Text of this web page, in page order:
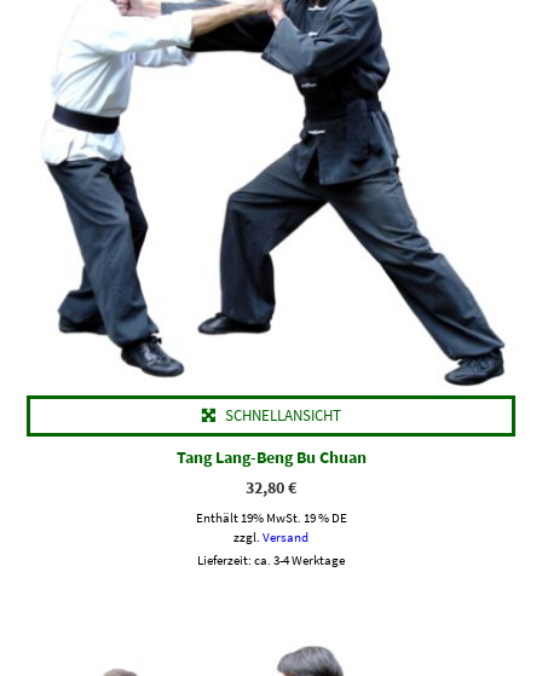
SCHNELLANSICHT
Tang Lang-Beng Bu Chuan
32,80€
Enthält 19% MwSt. 19 % DE
zzgl. Versand
Lieferzeit: ca. 3-4 Werktage